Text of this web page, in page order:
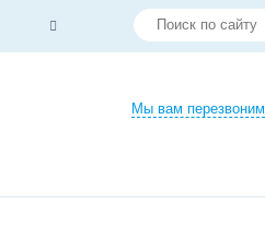
Мы вам перезвоним